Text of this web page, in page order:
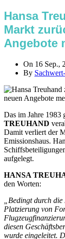
Hansa
Markt
Angebote
On 16 Sep.,
By
Das im Jahre 1983
TREUHAND
Damit verliert der
Emissionshaus.
aufgelegt.
HANSA
den Worten:
„Bedingt durch
Platzierung von
diesen
wurde eingeleitet.